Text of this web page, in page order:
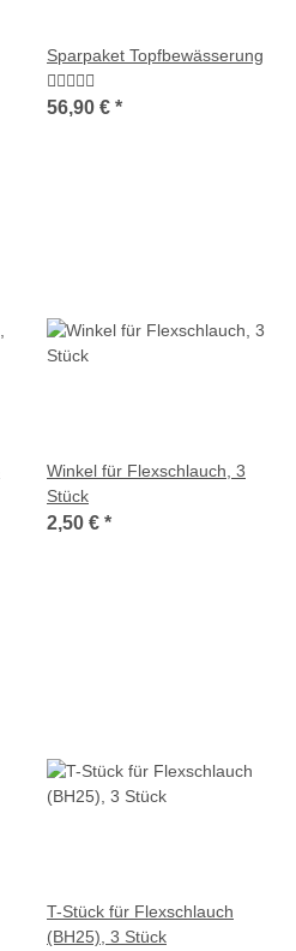
Sparpaket Topfbewässerung
56,90 € *
Winkel für Flexschlauch, 3
Stück
2,50 € *
T-Stück für Flexschlauch
(BH25), 3 Stück